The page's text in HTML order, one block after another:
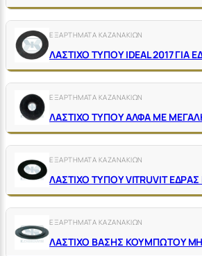
ΕΞΑΡΤΗΜΑΤΑ ΚΑΖΑΝΑΚΙΩΝ
ΕΞΑΡΤΗΜΑΤΑ ΚΑΖΑΝΑΚΙΩΝ
ΕΞΑΡΤΗΜΑΤΑ ΚΑΖΑΝΑΚΙΩΝ
ΕΞΑΡΤΗΜΑΤΑ ΚΑΖΑΝΑΚΙΩΝ